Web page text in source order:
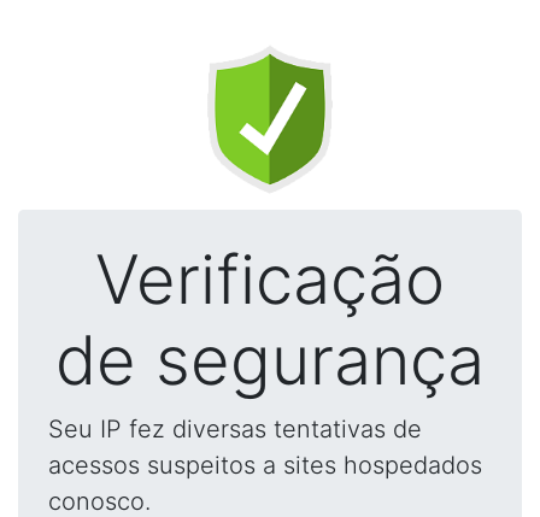
Verificação
de segurança
Seu IP fez diversas tentativas de
acessos suspeitos a sites hospedados
conosco.